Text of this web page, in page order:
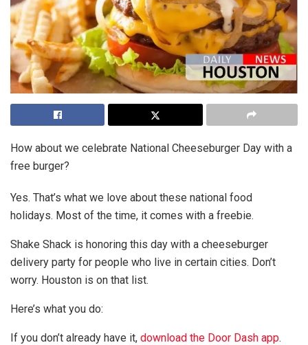
How about we celebrate National Cheeseburger Day with a
free burger?
Yes. That’s what we love about these national food
holidays. Most of the time, it comes with a freebie.
Shake Shack is honoring this day with a cheeseburger
delivery party for people who live in certain cities. Don’t
worry. Houston is on that list.
Here’s what you do:
If you don’t already have it, download the Door Dash app.